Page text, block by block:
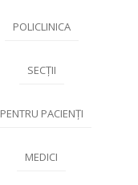
POLICLINICA
SECȚII
PENTRU PACIENȚI
MEDICI